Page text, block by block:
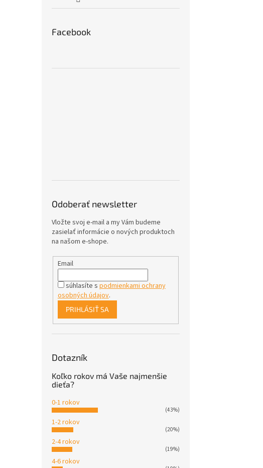
Facebook
Odoberať newsletter
Vložte svoj e-mail a my Vám budeme
zasielať informácie o nových produktoch
na našom e-shope.
Email
súhlasíte s podmienkami ochrany
osobných údajov.
PRIHLÁSIŤ SA
Dotazník
Koľko rokov má Vaše najmenšie
dieťa?
0-1 rokov
(43%)
1-2 rokov
(20%)
2-4 rokov
(19%)
4-6 rokov